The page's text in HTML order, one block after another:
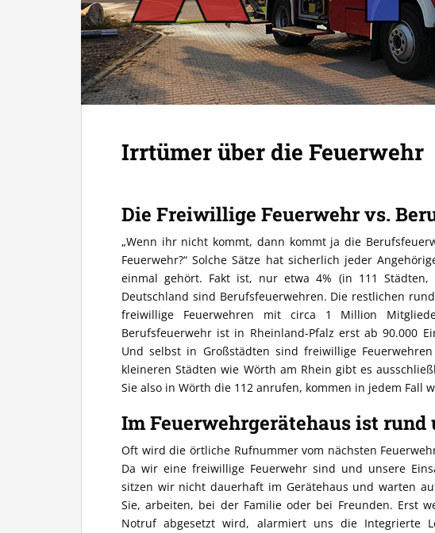
Irrtümer über die Feuerwehr
Die Freiwillige Feuerwehr vs.
„Wenn ihr nicht kommt, dann kommt ja die
Feuerwehr?“ Solche Sätze hat sicherlich jeder
einmal gehört. Fakt ist, nur etwa 4% (in 111 Städten,
Deutschland sind Berufsfeuerwehren. Die restlichen
freiwillige Feuerwehren mit circa 1 Million
Berufsfeuerwehr ist in Rheinland-Pfalz erst ab 90.000
Und selbst in Großstädten sind freiwillige
kleineren Städten wie Wörth am Rhein gibt es
Sie also in Wörth die 112 anrufen, kommen in jedem Fall
Im Feuerwehrgerätehaus ist rund
Oft wird die örtliche Rufnummer vom nächsten
Da wir eine freiwillige Feuerwehr sind und unsere
sitzen wir nicht dauerhaft im Gerätehaus und warten
Sie, arbeiten, bei der Familie oder bei Freunden. Erst
Notruf abgesetzt wird, alarmiert uns die Integrierte